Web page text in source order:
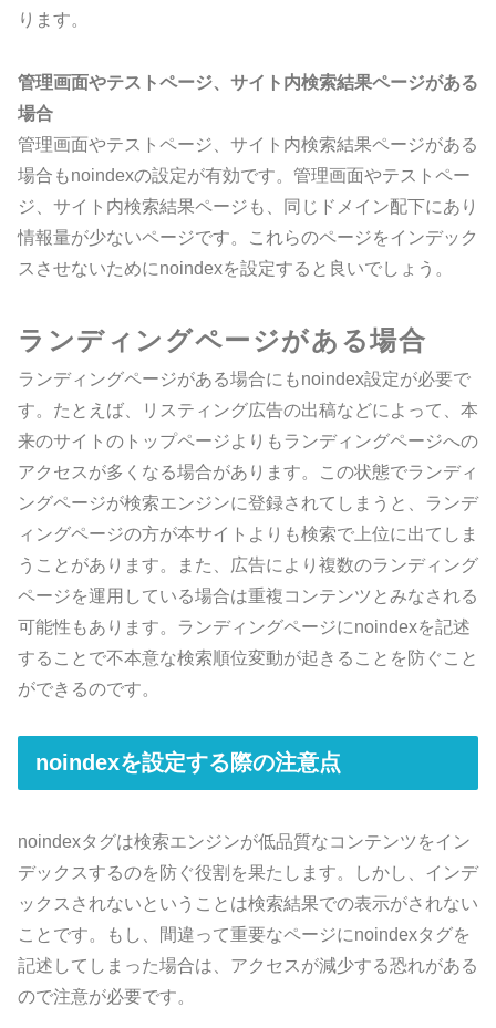
ります。
管理画面やテストページ、サイト内検索結果ページがある
場合
管理画面やテストページ、サイト内検索結果ページがある
場合もnoindexの設定が有効です。管理画面やテストペー
ジ、サイト内検索結果ページも、同じドメイン配下にあり
情報量が少ないページです。これらのページをインデック
スさせないためにnoindexを設定すると良いでしょう。
ランディングページがある場合
ランディングページがある場合にもnoindex設定が必要で
す。たとえば、リスティング広告の出稿などによって、本
来のサイトのトップページよりもランディングページへの
アクセスが多くなる場合があります。この状態でランディ
ングページが検索エンジンに登録されてしまうと、ランデ
ィングページの方が本サイトよりも検索で上位に出てしま
うことがあります。また、広告により複数のランディング
ページを運用している場合は重複コンテンツとみなされる
可能性もあります。ランディングページにnoindexを記述
することで不本意な検索順位変動が起きることを防ぐこと
ができるのです。
noindexを設定する際の注意点
noindexタグは検索エンジンが低品質なコンテンツをイン
デックスするのを防ぐ役割を果たします。しかし、インデ
ックスされないということは検索結果での表示がされない
ことです。もし、間違って重要なページにnoindexタグを
記述してしまった場合は、アクセスが減少する恐れがある
ので注意が必要です。